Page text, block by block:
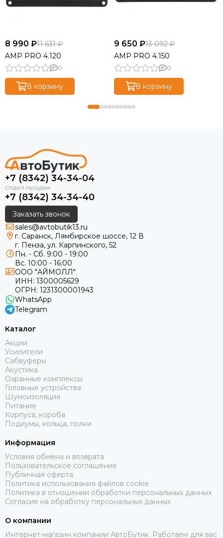
8 990 ₽11 631 ₽
AMP PRO 4.120
0
В корзину
9 650 ₽13 092 ₽
AMP PRO 4.150
0
В корзину
+7 (8342) 34-34-04
+7 (8342) 34-34-40
Заказать звонок
sales@avtobutik13.ru
г. Саранск, Лямбирское шоссе, 12 В
г. Пенза, ул. Карпинского, 52
Пн. - Сб. 9:00 - 19:00
Вс. 10:00 - 16:00
ООО "АЙМОЛЛ"
ИНН: 1300005629
ОГРН: 1231300001943
WhatsApp
Telegram
Каталог
Акции
Усилители
Сабвуферы
Акустика
Охранные комплексы
Головные устройства
Шумоизоляция
Питание
Корпуса, короба
Подиумы, кольца, полки
Информация
Условия обмена и возврата
Пользовательское соглашение
Публичная оферта
Политика использования файлов cookie
Политика в отношении обработки персональных данных
Согласие на обработку персональных данных
О компании
Интернет-магазин компании АвтоБутик. Работаем для вас